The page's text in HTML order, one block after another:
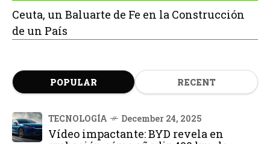
Ceuta, un Baluarte de Fe en la Construcción
de un País
POPULAR RECENT
TECNOLOGÍA December 24, 2025
Vídeo impactante: BYD revela en